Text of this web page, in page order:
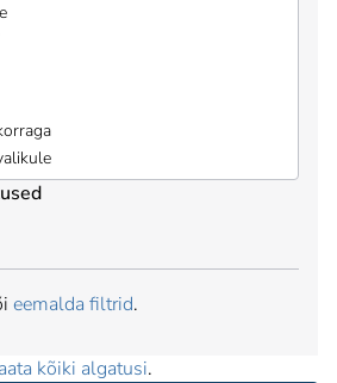
eemalda filtrid.
kõiki algatusi.